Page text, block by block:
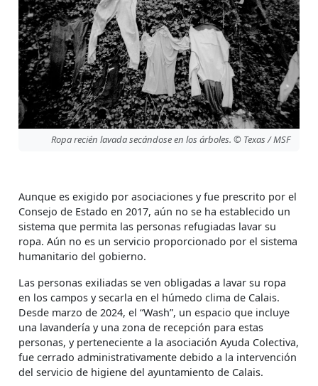
Ropa recién lavada secándose en los árboles. © Texas / MSF
Aunque es exigido por asociaciones y fue prescrito por el
Consejo de Estado en 2017, aún no se ha establecido un
sistema que permita las personas refugiadas lavar su
ropa. Aún no es un servicio proporcionado por el sistema
humanitario del gobierno.
Las personas exiliadas se ven obligadas a lavar su ropa
en los campos y secarla en el húmedo clima de Calais.
Desde marzo de 2024, el “Wash”, un espacio que incluye
una lavandería y una zona de recepción para estas
personas, y perteneciente a la asociación Ayuda Colectiva,
fue cerrado administrativamente debido a la intervención
del servicio de higiene del ayuntamiento de Calais.